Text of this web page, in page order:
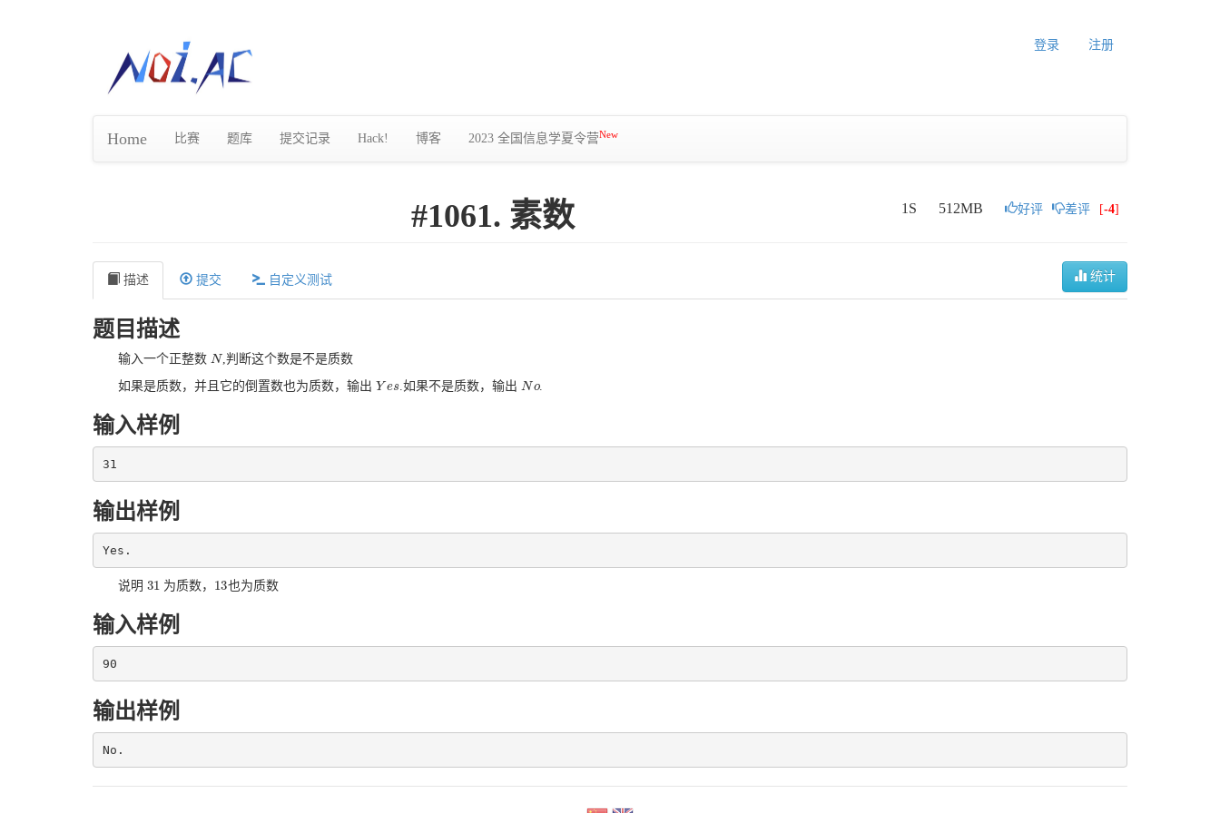
登录 注册
Home 比赛 题库 提交记录 Hack! 博客 2023 全国信息学夏令营New
1S 512MB 好评 差评 [-4]
#1061. 素数
统计
描述 提交 自定义测试
题目描述
输入一个正整数 N
N ,判断这个数是不是质数
如果是质数，并且它的倒置数也为质数，输出 Y es
Yes .如果不是质数，输出No
No .
输入样例
31
输出样例
Yes.
说明 31
31 为质数， 13
13也为质数
输入样例
90
输出样例
No.